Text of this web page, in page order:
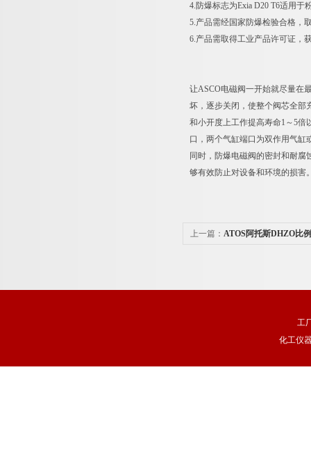
4.防爆标志为Exia D20 T6适用于
5.产品需经国家防爆检验合格，
6.产品需取得工业产品许可证，
让ASCO电磁阀一开始就尽量在
坏，逐步关闭，使整个阀芯全部
和小开度上工作提高寿命1～5倍
口，两个气缸端口为双作用气缸
同时，防爆电磁阀的密封和耐
够有效防止对设备和环境的损害
上一篇： ATOS阿托斯DHZO比
工
化工仪